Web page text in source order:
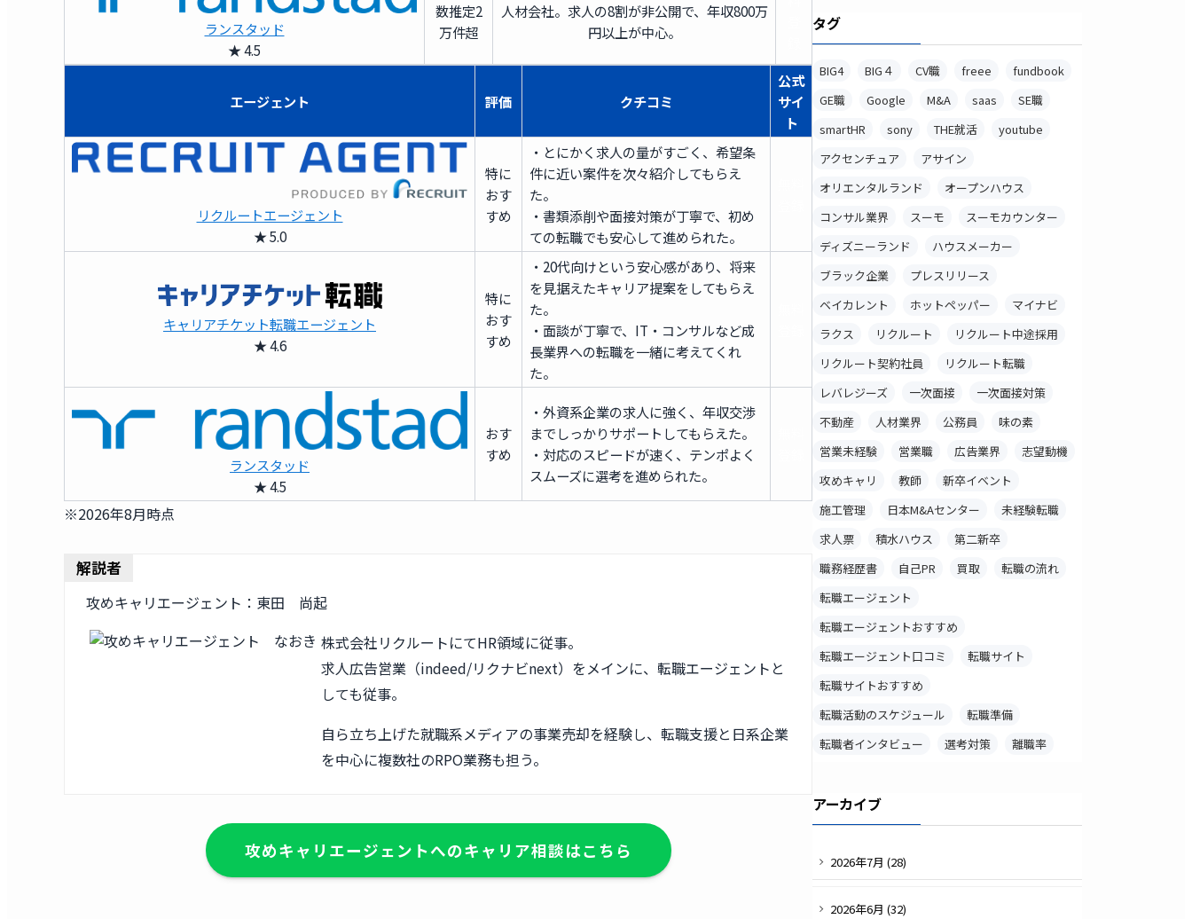
ランスタッド
★ 4.5
数推定2
万件超
人材会社。求人の8割が非公開で、年収800万
円以上が中心。
エージェント 評価 クチコミ
公式
サイ
ト
リクルートエージェント
★ 5.0
特に
おす
すめ
・とにかく求人の量がすごく、希望条
件に近い案件を次々紹介してもらえ
た。
・書類添削や面接対策が丁寧で、初め
ての転職でも安心して進められた。
キャリアチケット転職エージェント
★ 4.6
特に
おす
すめ
・20代向けという安心感があり、将来
を見据えたキャリア提案をしてもらえ
た。
・面談が丁寧で、IT・コンサルなど成
長業界への転職を一緒に考えてくれ
た。
ランスタッド
★ 4.5
おす
すめ
・外資系企業の求人に強く、年収交渉
までしっかりサポートしてもらえた。
・対応のスピードが速く、テンポよく
スムーズに選考を進められた。
※2026年8月時点
解説者
攻めキャリエージェント：東田 尚起
株式会社リクルートにてHR領域に従事。
求人広告営業（indeed/リクナビnext）をメインに、転職エージェントと
しても従事。
自ら立ち上げた就職系メディアの事業売却を経験し、転職支援と日系企業
を中心に複数社のRPO業務も担う。
攻めキャリエージェントへのキャリア相談はこちら
タグ
BIG4 BIG４ CV職 freee
fundbook
GE職
Google M&A saas
SE職
smartHR
sony THE就活
youtube
アクセンチュア
アサイン
オリエンタルランド
オープンハウス
コンサル業界
スーモ
スーモカウンター
ディズニーランド
ハウスメーカー
ブラック企業
プレスリリース
ベイカレント
ホットペッパー
マイナビ
ラクス
リクルート
リクルート中途採用
リクルート契約社員
リクルート転職
レバレジーズ
一次面接
一次面接対策
不動産
人材業界 公務員
味の素
営業未経験
営業職 広告業界
志望動機
攻めキャリ
教師
新卒イベント
施工管理
日本M&Aセンター
未経験転職
求人票
積水ハウス
第二新卒
職務経歴書
自己PR 買取
転職の流れ
転職エージェント
転職エージェントおすすめ
転職エージェント口コミ
転職サイト
転職サイトおすすめ
転職活動のスケジュール
転職準備
転職者インタビュー
選考対策 離職率
アーカイブ
2026年7月 (28)
2026年6月 (32)